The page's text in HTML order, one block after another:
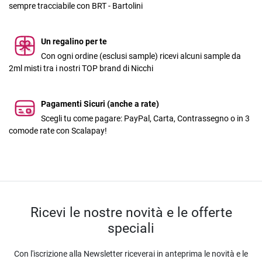
sempre tracciabile con BRT - Bartolini
Un regalino per te
Con ogni ordine (esclusi sample) ricevi alcuni sample da
2ml misti tra i nostri TOP brand di Nicchi
Pagamenti Sicuri (anche a rate)
Scegli tu come pagare: PayPal, Carta, Contrassegno o in 3
comode rate con Scalapay!
Ricevi le nostre novità e le offerte
speciali
Con l'iscrizione alla Newsletter riceverai in anteprima le novità e le